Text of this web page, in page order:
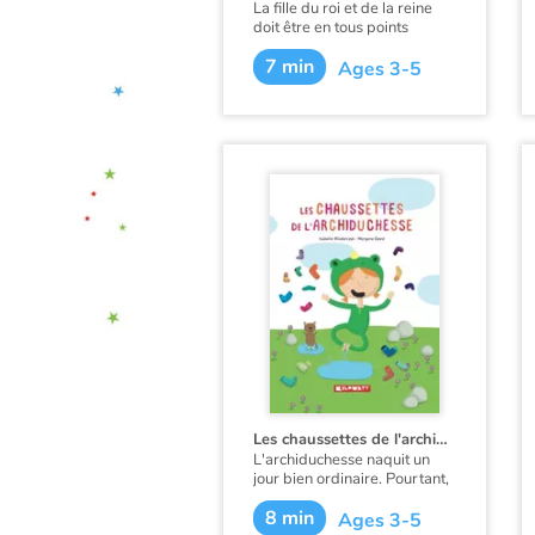
La fille du roi et de la reine
doit être en tous points
parfaite, mais la princesse
Parfaite n'est pas de cet avis !
7 min Ages 3-5
Les chaussettes de l'archiduchesse
L'archiduchesse naquit un
jour bien ordinaire. Pourtant,
tous admiraient la charmante
enfant lorsque la sorcière
8 min Ages 3-5